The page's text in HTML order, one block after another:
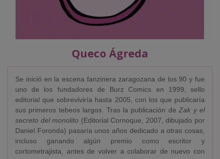
Queco Ágreda
Se inició en la escena fanzinera zaragozana de los 90 y fue
uno de los fundadores de Burz Comics en 1999, sello
editorial que sobreviviría hasta 2005, con los que publicaría
sus primeros tebeos largos. Tras la publicación deZak y el
secreto del monolito (Editorial Cornoque, 2007, dibujado por
Daniel Foronda) pasaría unos años dedicado a otras cosas,
incluso ganando algún premio como escritor y
cortometrajista, antes de volver a colaborar de nuevo con